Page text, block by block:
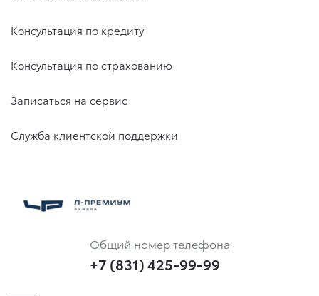
Консультация по кредиту
Консультация по страхованию
Записаться на сервис
Служба клиентской поддержки
Общий номер телефона
+7 (831) 425-99-99